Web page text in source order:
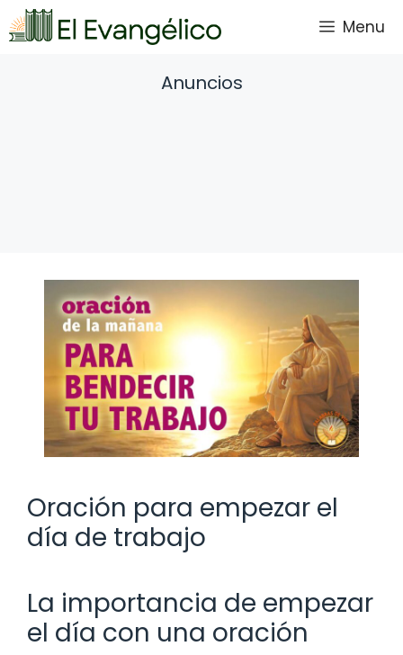
Saltar
al
Menu
Anuncios
Oración para empezar el
día de trabajo
La importancia de empezar
el día con una oración